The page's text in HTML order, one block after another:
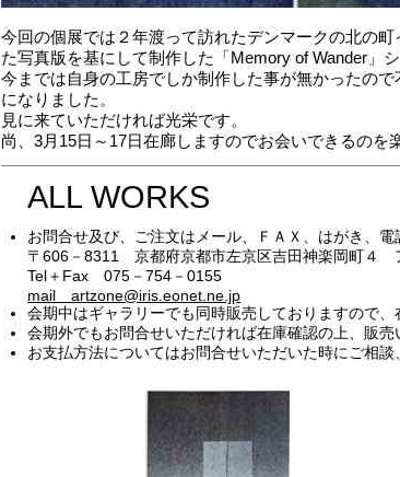
今回の個展では２年渡って訪れたデンマークの北の
た写真版を基にして制作した「Memory of Wander」
今までは自身の工房でしか制作した事が無かったの
になりました。
見に来ていただければ光栄です。
尚、3月15日～17日在廊しますのでお会いできるのを
ALL WORKS
お問合せ及び、ご注文はメール、ＦＡＸ、はがき、
〒606－8311 京都府京都市左京区吉田神楽岡町４
Tel＋Fax 075－754－0155
mail artzone@iris.eonet.ne.jp
会期中はギャラリーでも同時販売しておりますので、
会期外でもお問合せいただければ在庫確認の上、販売
お支払方法についてはお問合せいただいた時にご相談